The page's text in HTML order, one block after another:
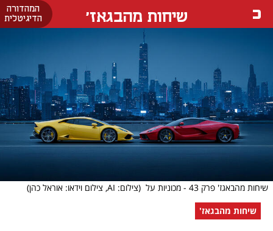
המהדורה
הדיגיטלית
שיחות מהבגאז'
שיחות מהבאגז' פרק 43 - מכוניות על
(צילום: AI, צילום וידאו: אוראל כהן)
שיחות מהבגאז'